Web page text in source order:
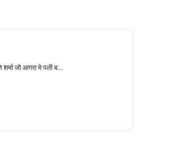
जो आगरा मे पली ब...